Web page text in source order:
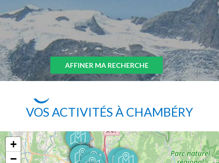
AFFINER MA RECHERCHE
VOS ACTIVITÉS À CHAMBÉRY
+
−